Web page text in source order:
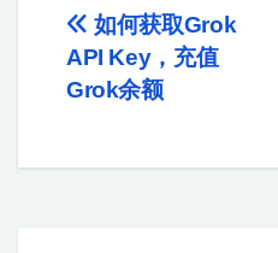
如何获取Grok
API Key，充值
Grok余额